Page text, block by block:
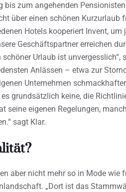
bis zum angehenden
über einen schönen Kurzurlaub
Hotels kooperiert Invent,
Geschäftspartner erreichen
Urlaub ist unvergesslich“,
Anlässen – etwa zur
Unternehmen
grundsätzlich keine, die
seine eigenen Regelungen,
sagt Klar.
aber nicht mehr so in Mode wie
„Dort ist das